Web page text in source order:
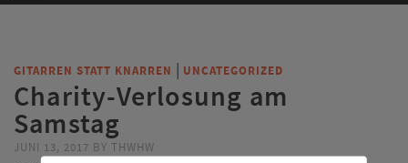
GITARREN STATT KNARREN | UNCATEGORIZED
Charity-Verlosung am
Samstag
JUNI 13, 2017 BY THWHW